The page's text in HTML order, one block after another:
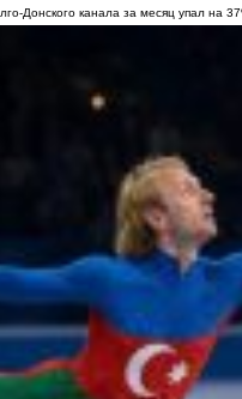
Донского канала за месяц упал на